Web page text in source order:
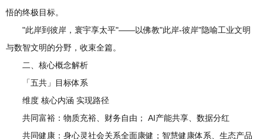
悟的终极目标。
"此岸到彼岸，寰宇享太平"——以佛教"此岸-彼岸"隐喻工业文明
与数智文明的分野，收束全篇。
二、核心概念解析
「五共」目标体系
维度 核心内涵 实现路径
共同富裕：物质充裕、财务自由； AI产能共享、数据分红
共同健康：身心灵社会关系全面康健；智慧健康体系、生态产品